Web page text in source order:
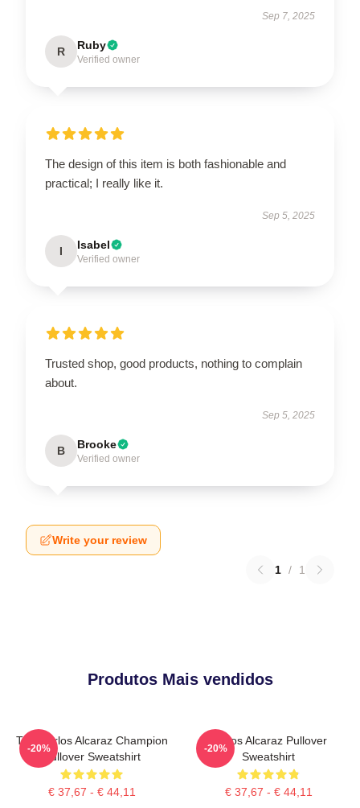
Sep 7, 2025
R Ruby
Verified owner
The design of this item is both fashionable and
practical; I really like it.
Sep 5, 2025
I Isabel
Verified owner
Trusted shop, good products, nothing to complain
about.
Sep 5, 2025
B Brooke
Verified owner
Write your review
1 / 1
Produtos Mais vendidos
The Carlos Alcaraz Champion
Pullover Sweatshirt
€ 37,67 - € 44,11
-20%
Carlos Alcaraz Pullover
Sweatshirt
€ 37,67 - € 44,11
-20%